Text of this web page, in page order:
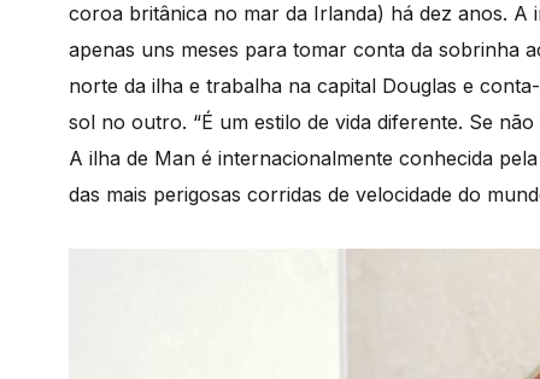
coroa britânica no mar da Irlanda) há dez anos. A
apenas uns meses para tomar conta da sobrinha
norte da ilha e trabalha na capital Douglas e
sol no outro. “É um estilo de vida diferente. Se
A ilha de Man é internacionalmente conhecida
das mais perigosas corridas de velocidade do